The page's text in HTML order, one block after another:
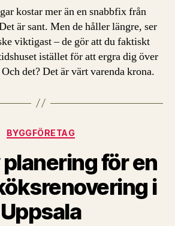
kostar mer än en snabbfix från
är sant. Men de håller längre, ser
viktigast – de gör att du faktiskt
istället för att ergra dig över
det? Det är värt varenda krona.
Kategorier
BYGGFÖRETAG
för en
i
Uppsala